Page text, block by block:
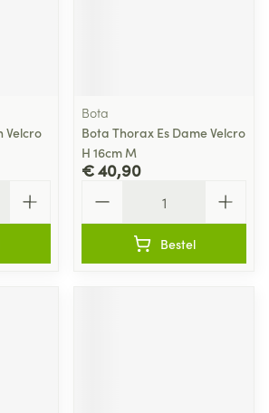
Velcro
Bota
Bota Thorax Es Dame Velcro
H 16cm M
€ 40,90
Bestel